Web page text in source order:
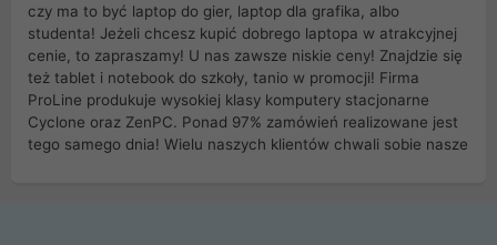
czy ma to być laptop do gier, laptop dla grafika, albo
studenta! Jeżeli chcesz kupić dobrego laptopa w atrakcyjnej
cenie, to zapraszamy! U nas zawsze niskie ceny! Znajdzie się
też tablet i notebook do szkoły, tanio w promocji! Firma
ProLine produkuje wysokiej klasy komputery stacjonarne
Cyclone oraz ZenPC. Ponad 97% zamówień realizowane jest
tego samego dnia! Wielu naszych klientów chwali sobie nasze